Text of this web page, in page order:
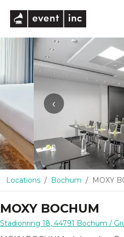
‹
Locations Bochum MOXY
MOXY BOCHUM
Stadionring 18, 44791 Bochum /